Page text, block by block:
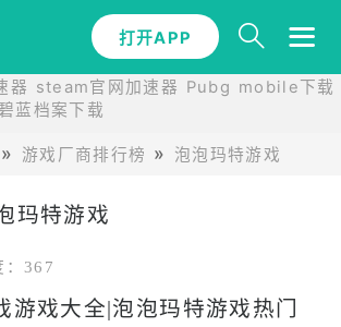
打开APP
器 steam官网加速器 Pubg mobile下载
蓝档案下载
游戏厂商排行榜 泡泡玛特游戏
玛特游戏
：367
游戏大全|泡泡玛特游戏热门